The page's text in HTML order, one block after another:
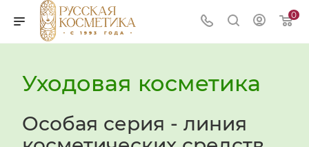
0
Уходовая косметика
Особая серия - линия